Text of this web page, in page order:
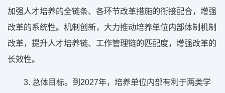
加强人才培养的全链条、各环节改革措施的衔接配合，增强
改革的系统性。机制创新，大力推动培养单位内部体制机制
改革，提升人才培养链、工作管理链的匹配度，增强改革的
长效性。
3. 总体目标。到2027年，培养单位内部有利于两类学